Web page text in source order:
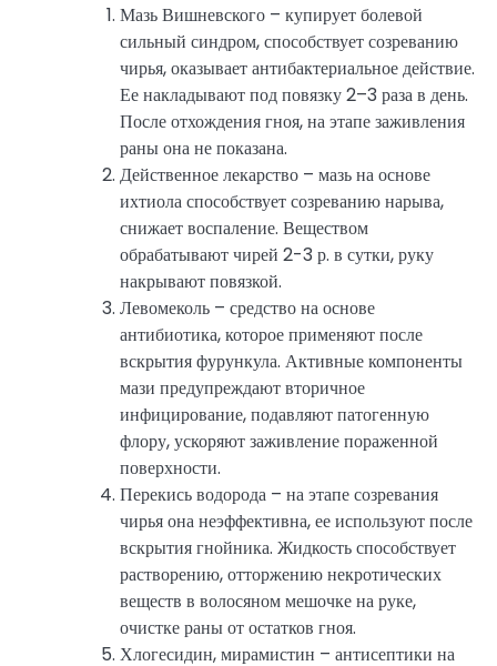
Мазь Вишневского – купирует болевой
сильный синдром, способствует созреванию
чирья, оказывает антибактериальное действие.
Ее накладывают под повязку 2–3 раза в день.
После отхождения гноя, на этапе заживления
раны она не показана.
Действенное лекарство – мазь на основе
ихтиола способствует созреванию нарыва,
снижает воспаление. Веществом
обрабатывают чирей 2-3 р. в сутки, руку
накрывают повязкой.
Левомеколь – средство на основе
антибиотика, которое применяют после
вскрытия фурункула. Активные компоненты
мази предупреждают вторичное
инфицирование, подавляют патогенную
флору, ускоряют заживление пораженной
поверхности.
Перекись водорода – на этапе созревания
чирья она неэффективна, ее используют после
вскрытия гнойника. Жидкость способствует
растворению, отторжению некротических
веществ в волосяном мешочке на руке,
очистке раны от остатков гноя.
Хлогесидин, мирамистин – антисептики на